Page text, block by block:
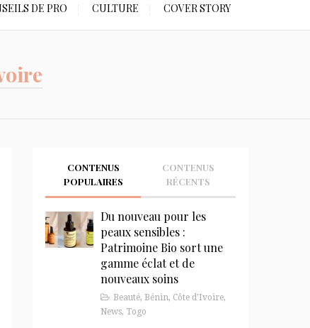
DE PRO CULTURE COVER STORY
CONTENUS
POPULAIRES
CONTENUS
RÉCENTS
Du nouveau pour les
peaux sensibles :
Patrimoine Bio sort une
gamme éclat et de
nouveaux soins
Beauté, Bénin, Côte d'Ivoire,
News, Togo